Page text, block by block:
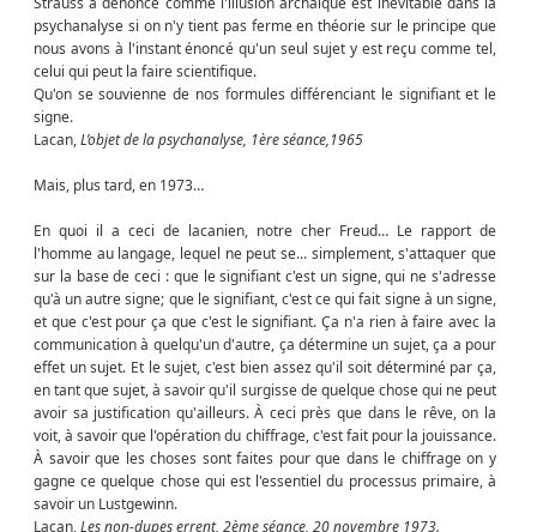
psychanalyse si on n'y tient pas ferme en théorie sur le principe que
nous avons à l'instant énoncé qu'un seul sujet y est reçu comme tel,
celui qui peut la faire scientifique.
Qu'on se souvienne de nos formules différenciant le signifiant et le
signe.
Lacan,L’objet de la psychanalyse, 1ère séance,1965
Mais, plus tard, en 1973…
En quoi il a ceci de lacanien, notre cher Freud… Le rapport de
l'homme au langage, lequel ne peut se... simplement, s'attaquer que
sur la base de ceci : que le signifiant c'est un signe, qui ne s'adresse
qu'à un autre signe; que le signifiant, c'est ce qui fait signe à un signe,
et que c'est pour ça que c'est le signifiant. Ça n'a rien à faire avec la
communication à quelqu'un d'autre, ça détermine un sujet, ça a pour
effet un sujet. Et le sujet, c'est bien assez qu'il soit déterminé par ça,
en tant que sujet, à savoir qu'il surgisse de quelque chose qui ne peut
avoir sa justification qu'ailleurs. À ceci près que dans le rêve, on la
voit, à savoir que l'opération du chiffrage, c'est fait pour la jouissance.
À savoir que les choses sont faites pour que dans le chiffrage on y
gagne ce quelque chose qui est l'essentiel du processus primaire, à
savoir un Lustgewinn.
Lacan,Les non-dupes errent, 2ème séance, 20 novembre 1973.